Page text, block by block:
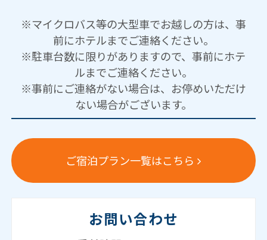
※マイクロバス等の大型車でお越しの方は、事
前にホテルまでご連絡ください。
※駐車台数に限りがありますので、事前にホテ
ルまでご連絡ください。
※事前にご連絡がない場合は、お停めいただけ
ない場合がございます。
ご宿泊プラン一覧はこちら
お問い合わせ